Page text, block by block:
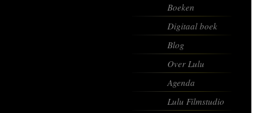
Boeken
Digitaal boek
Blog
Over Lulu
Agenda
Lulu Filmstudio